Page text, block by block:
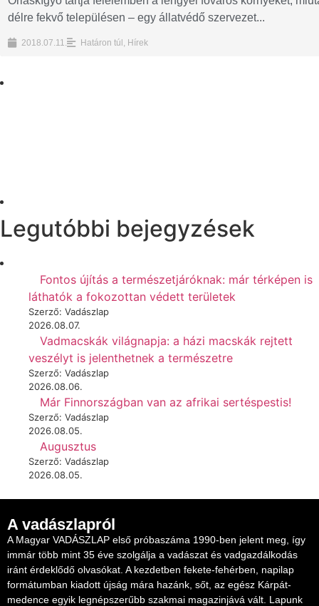
délre fekvő településen – egy állatvédő szervezet...
2018.07.11. Határon túl , Hírek
Legutóbbi bejegyzések
Fontos újítás a természetjáróknak: már térképen is
láthatók a fokozottan védett területek
Szerző: Vadászlap
2026.08.07.
Vadmacskák világnapja: a házi macskák rejtett
veszélyt is jelenthetnek a természetre
Szerző: Vadászlap
2026.08.06.
Már Finnországban van az afrikai sertéspestis!
Szerző: Vadászlap
2026.08.05.
Augusztus
Szerző: Vadászlap
2026.08.05.
A vadászlapról
A Magyar VADÁSZLAP első próbaszáma 1990-ben jelent meg, így
immár több mint 35 éve szolgálja a vadászat és vadgazdálkodás
iránt érdeklődő olvasókat. A kezdetben fekete-fehérben, napilap
formátumban kiadott újság mára hazánk, sőt, az egész Kárpát-
medence egyik legnépszerűbb szakmai magazinjává vált. Lapunk